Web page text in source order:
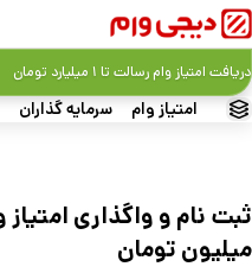
امتیاز وام سرمایه گذاران
دریافت امتیاز وام رسالت تا ۱ میلیارد تومان
میلیون تومان